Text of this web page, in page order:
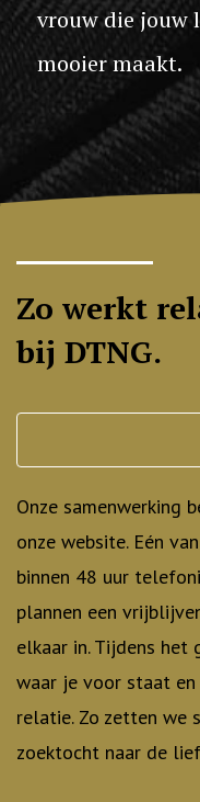
vrouw die jouw
mooier maakt.
Zo werkt
bij DTNG.
Onze samenwerking
onze website. Eén
binnen 48 uur
plannen een
elkaar in. Tijdens het
waar je voor staat en
relatie. Zo zetten we
zoektocht naar de